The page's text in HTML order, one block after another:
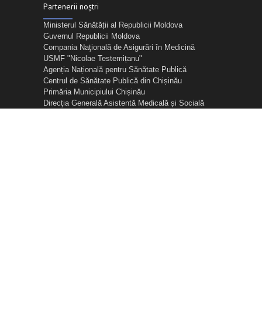
Partenerii noștri
Ministerul Sănătății al Republicii Moldova
Guvernul Republicii Moldova
Compania Naţională de Asigurări în Medicină
USMF "Nicolae Testemițanu"
Agenția Națională pentru Sănătate Publică
Centrul de Sănătate Publică din Chișinău
Primăria Municipiului Chișinău
Direcţia Generală Asistentă Medicală și Socială